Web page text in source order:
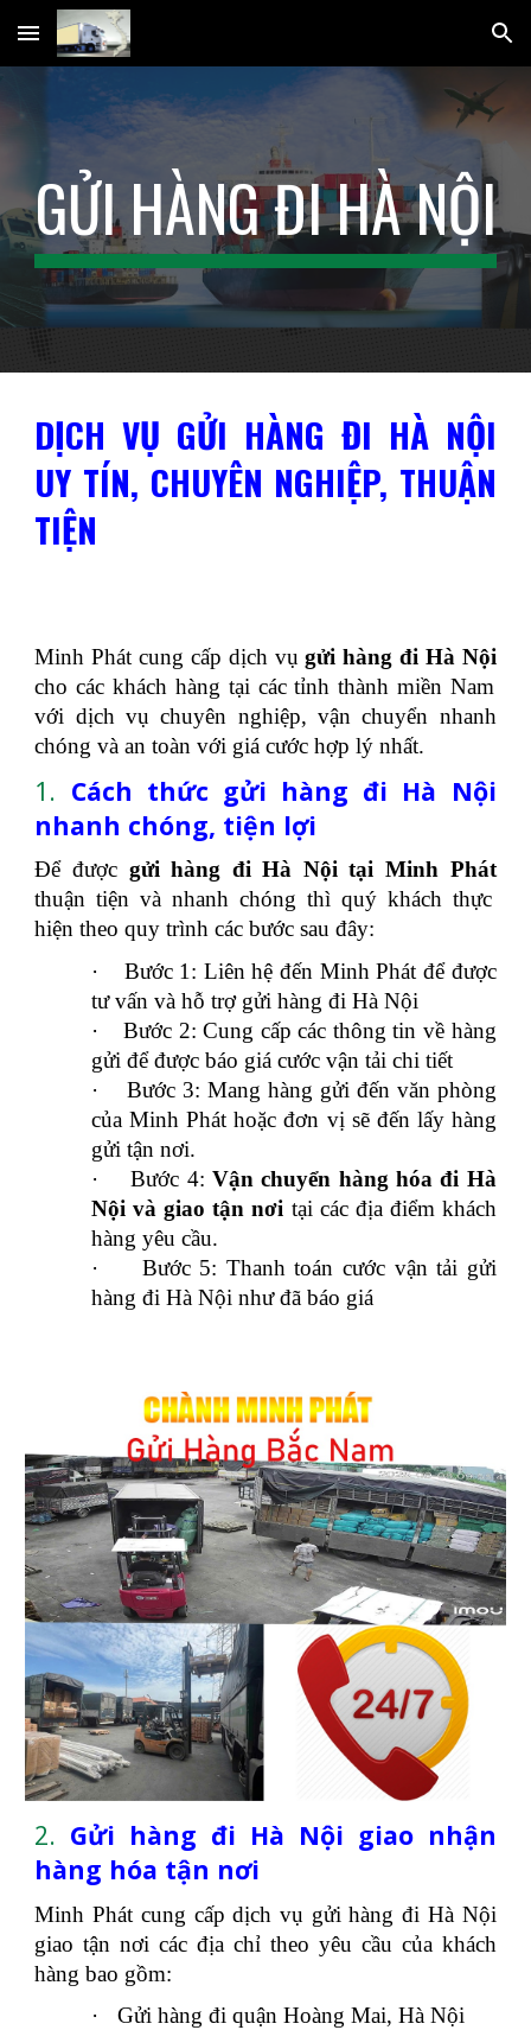
Skip to main content Skip to navigation
GỬI HÀNG ĐI HÀ NỘI
DỊCH VỤ GỬI HÀNG ĐI HÀ NỘI
UY TÍN, CHUYÊN NGHIỆP, THUẬN
TIỆN
Minh Phát cung cấp dịch vụgửi hàng đi Hà Nội
cho các khách hàng tại các tỉnh thành miền Nam
với dịch vụ chuyên nghiệp, vận chuyển nhanh
chóng và an toàn với giá cước hợp lý nhất.
1. Cách thức gửi hàng đi Hà Nội
nhanh chóng, tiện lợi
Để được gửi hàng đi Hà Nội tại Minh Phát
thuận tiện và nhanh chóng thì quý khách thực
hiện theo quy trình các bước sau đây:
·
Bước 1: Liên hệ đến Minh Phát để được
tư vấn và hỗ trợ gửi hàng đi Hà Nội
·
Bước 2: Cung cấp các thông tin về hàng
gửi để được báo giá cước vận tải chi tiết
·
Bước 3: Mang hàng gửi đến văn phòng
của Minh Phát hoặc đơn vị sẽ đến lấy hàng
gửi tận nơi.
·
Bước 4: Vận chuyển hàng hóa đi Hà
Nội và giao tận nơi tại các địa điểm khách
hàng yêu cầu.
·
Bước 5: Thanh toán cước vận tải gửi
hàng đi Hà Nội như đã báo giá
2. Gửi hàng đi Hà Nội giao nhận
hàng hóa tận nơi
Minh Phát cung cấp dịch vụ gửi hàng đi Hà Nội
giao tận nơi các địa chỉ theo yêu cầu của khách
hàng bao gồm:
·
Gửi hàng đi quận Hoàng Mai, Hà Nội